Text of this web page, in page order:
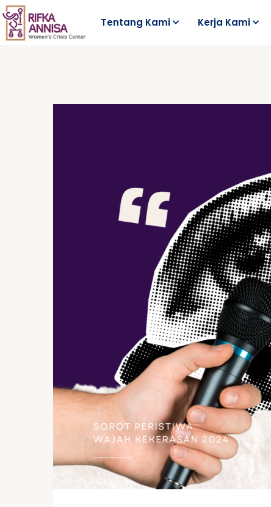
Tentang Kami Kerja Kami